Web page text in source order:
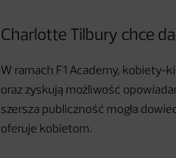
Charlotte Tilbury chce
W ramach F1 Academy, kobiety-
oraz zyskują możliwość
szersza publiczność mogła
oferuje kobietom.